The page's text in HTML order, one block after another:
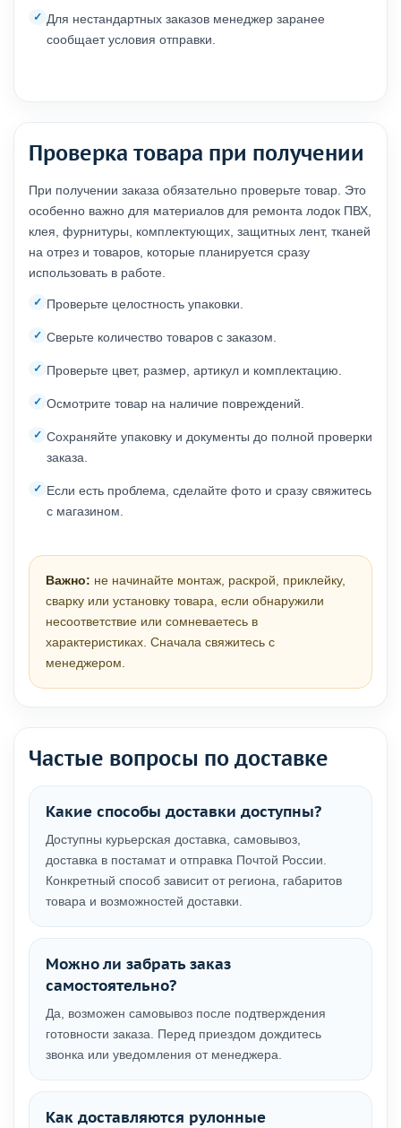
Для нестандартных заказов менеджер заранее
сообщает условия отправки.
Проверка товара при получении
При получении заказа обязательно проверьте товар. Это
особенно важно для материалов для ремонта лодок ПВХ,
клея, фурнитуры, комплектующих, защитных лент, тканей
на отрез и товаров, которые планируется сразу
использовать в работе.
Проверьте целостность упаковки.
Сверьте количество товаров с заказом.
Проверьте цвет, размер, артикул и комплектацию.
Осмотрите товар на наличие повреждений.
Сохраняйте упаковку и документы до полной проверки
заказа.
Если есть проблема, сделайте фото и сразу свяжитесь
с магазином.
Важно: не начинайте монтаж, раскрой, приклейку,
сварку или установку товара, если обнаружили
несоответствие или сомневаетесь в
характеристиках. Сначала свяжитесь с
менеджером.
Частые вопросы по доставке
Какие способы доставки доступны?
Доступны курьерская доставка, самовывоз,
доставка в постамат и отправка Почтой России.
Конкретный способ зависит от региона, габаритов
товара и возможностей доставки.
Можно ли забрать заказ
самостоятельно?
Да, возможен самовывоз после подтверждения
готовности заказа. Перед приездом дождитесь
звонка или уведомления от менеджера.
Как доставляются рулонные